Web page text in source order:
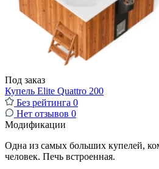
Под заказ
Купель Elite Quattro 200
Без рейтинга 0
Нет отзывов 0
Модификации
Одна из самых больших купелей,
человек. Печь встроенная.